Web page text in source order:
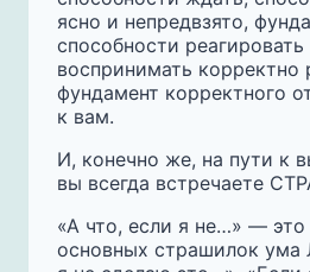
ясно и непредвзято,
способности
воспринимать корректно
фундамент корректного
к вам.
И, конечно же, на пути к
вы всегда встречаете
«А что, если я не…» — это
основных страшилок ума